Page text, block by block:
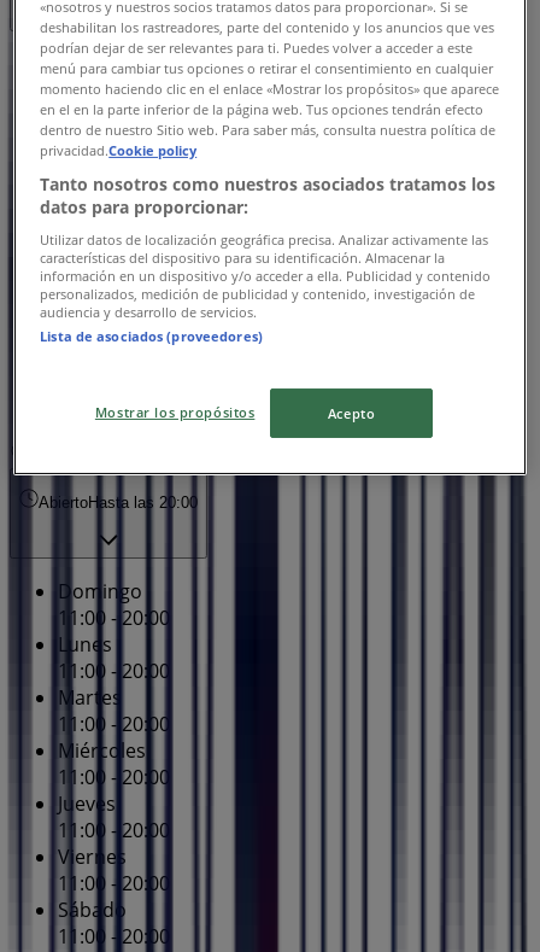
Domingo
11:00 - 20:00
Lunes
11:00 - 20:00
11:00 - 20:00
Miércoles
11:00 - 20:00
Jueves
11:00 - 20:00
Viernes
11:00 - 20:00
AbiertoHasta las 20:00
Domingo
11:00 - 20:00
Lunes
11:00 - 20:00
Martes
11:00 - 20:00
Miércoles
11:00 - 20:00
Jueves
11:00 - 20:00
Viernes
11:00 - 20:00
Sábado
11:00 - 20:00
«nosotros y nuestros socios tratamos datos para proporcionar». Si se
deshabilitan los rastreadores, parte del contenido y los anuncios que ves
podrían dejar de ser relevantes para ti. Puedes volver a acceder a este
menú para cambiar tus opciones o retirar el consentimiento en cualquier
momento haciendo clic en el enlace «Mostrar los propósitos» que aparece
en el en la parte inferior de la página web. Tus opciones tendrán efecto
dentro de nuestro Sitio web. Para saber más, consulta nuestra política de
privacidad.Cookie policy
Tanto nosotros como nuestros asociados tratamos los
datos para proporcionar:
Utilizar datos de localización geográfica precisa. Analizar activamente las
características del dispositivo para su identificación. Almacenar la
información en un dispositivo y/o acceder a ella. Publicidad y contenido
personalizados, medición de publicidad y contenido, investigación de
audiencia y desarrollo de servicios.
Lista de asociados (proveedores)
Mostrar los propósitos Acepto